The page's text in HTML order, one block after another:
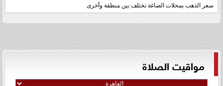
سعر الذهب بمحلات الصاغة تختلف بين منطقة وأخرى
مواقيت الصلاة